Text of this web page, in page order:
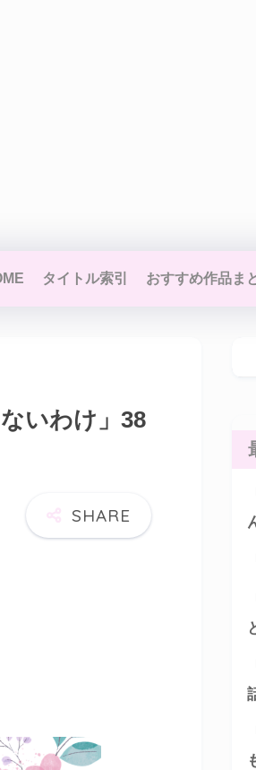
タイトル索引 おすすめ作品ま
いわけ」38